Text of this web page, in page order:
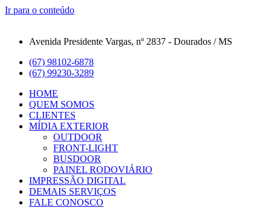
Ir para o conteúdo
Avenida Presidente Vargas, nº 2837 - Dourados / MS
(67) 98102-6878
(67) 99230-3289
HOME
QUEM SOMOS
CLIENTES
MÍDIA EXTERIOR
OUTDOOR
FRONT-LIGHT
BUSDOOR
PAINEL RODOVIÁRIO
IMPRESSÃO DIGITAL
DEMAIS SERVIÇOS
FALE CONOSCO